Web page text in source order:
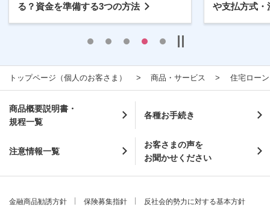
る？資金を準備する3つの方法
や支払方式・
トップページ（個人のお客さま） 商品・サービス 住宅ローン
商品概要説明書・
規程一覧
各種お手続き
注意情報一覧
お客さまの声を
お聞かせください
金融商品勧誘方針 保険募集指針 反社会的勢力に対する基本方針